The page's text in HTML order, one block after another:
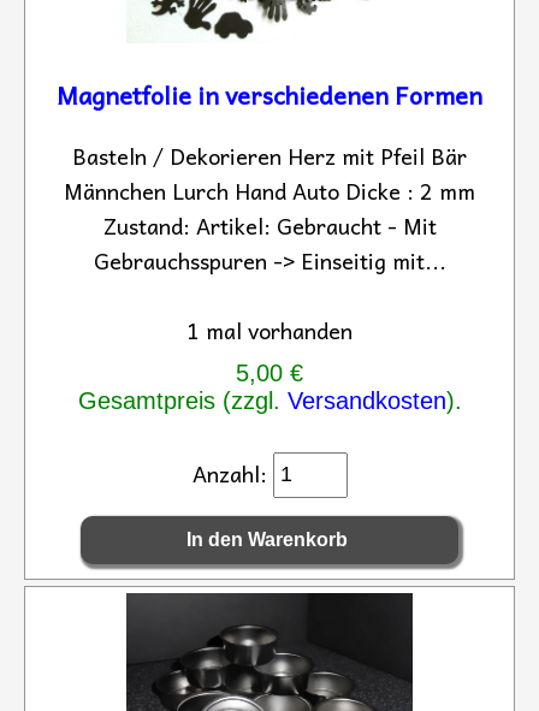
Magnetfolie in verschiedenen Formen
Basteln / Dekorieren Herz mit Pfeil Bär
Männchen Lurch Hand Auto Dicke : 2 mm
Zustand: Artikel: Gebraucht - Mit
Gebrauchsspuren -> Einseitig mit...
1 mal vorhanden
5,00 €
Gesamtpreis (zzgl. Versandkosten).
Anzahl: